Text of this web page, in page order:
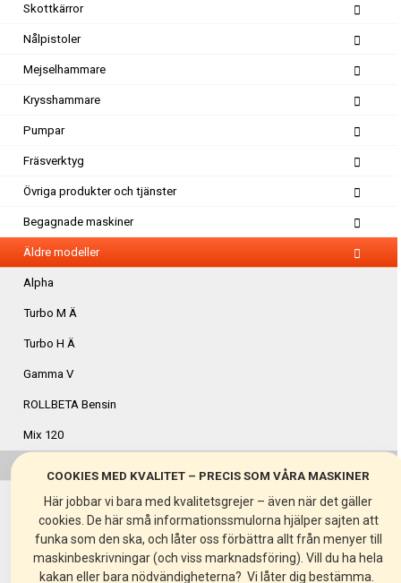
COOKIES MED KVALITET – PRECIS SOM VÅRA MASKINER
Här jobbar vi bara med kvalitetsgrejer – även när det gäller
cookies. De här små informationssmulorna hjälper sajten att
funka som den ska, och låter oss förbättra allt från menyer till
maskinbeskrivningar (och viss marknadsföring). Vill du ha hela
kakan eller bara nödvändigheterna? Vi låter dig bestämma.
Skottkärror
Nålpistoler
Mejselhammare
Krysshammare
Pumpar
Fräsverktyg
Övriga produkter och tjänster
Begagnade maskiner
Äldre modeller
Alpha
Turbo M Ä
Turbo H Ä
Gamma V
ROLLBETA Bensin
Mix 120
Spin 30
BEF 203
FR200